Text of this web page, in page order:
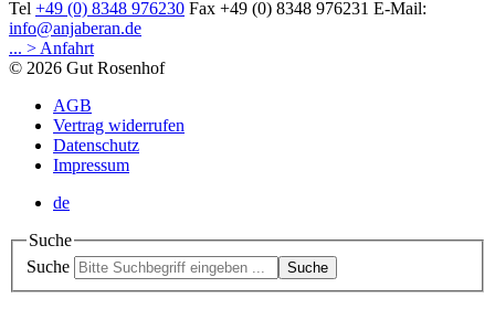
Tel +49 (0) 8348 976230 Fax +49 (0) 8348 976231 E-Mail:
info@anjaberan.de
... > Anfahrt
© 2026 Gut Rosenhof
AGB
Vertrag widerrufen
Datenschutz
Impressum
de
Suche
Suche
Suche